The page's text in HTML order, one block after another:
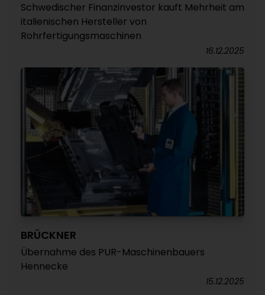
Schwedischer Finanzinvestor kauft Mehrheit am
italienischen Hersteller von
Rohrfertigungsmaschinen
16.12.2025
BRÜCKNER
Übernahme des PUR-Maschinenbauers
Hennecke
15.12.2025